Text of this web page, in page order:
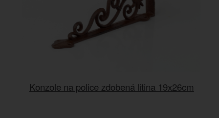
Konzole na police zdobená litina 19x26cm